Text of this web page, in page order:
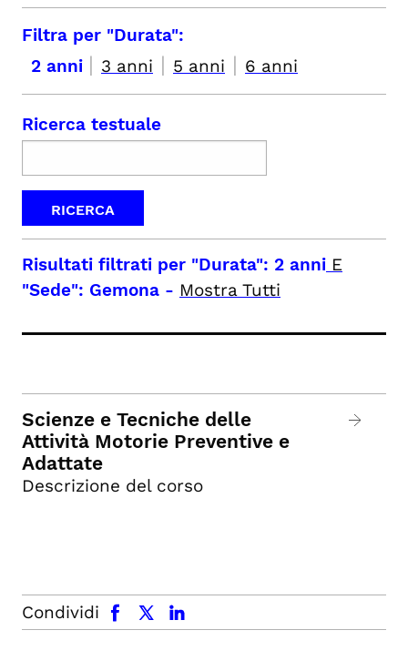
Filtra per "Durata":
2 anni | 3 anni | 5 anni | 6 anni
Ricerca testuale
Risultati filtrati per "Durata": 2 anni E
"Sede": Gemona - Mostra Tutti
Scienze e Tecniche delle
Attività Motorie Preventive e
Adattate
Descrizione del corso
Condividi
facebook x.com linkedin